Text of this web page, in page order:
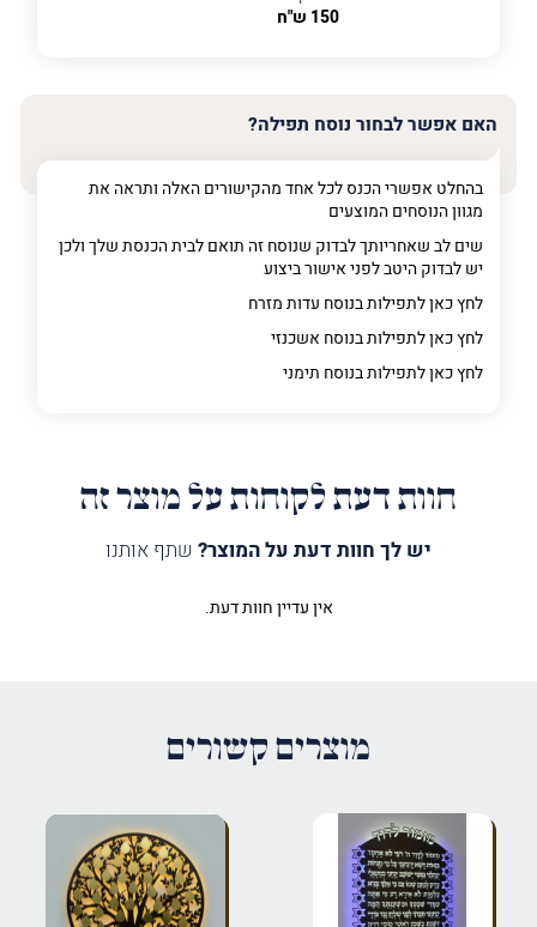
150 ש"ח
האם אפשר לבחור נוסח תפילה?
בהחלט אפשרי הכנס לכל אחד מהקישורים האלה ותראה את
מגוון הנוסחים המוצעים
שים לב שאחריותך לבדוק שנוסח זה תואם לבית הכנסת שלך ולכן
יש לבדוק היטב לפני אישור ביצוע
לחץ כאן לתפילות בנוסח עדות מזרח
לחץ כאן לתפילות בנוסח אשכנזי
לחץ כאן לתפילות בנוסח תימני
חוות דעת לקוחות על מוצר זה
יש לך חוות דעת על המוצר? שתף אותנו
הביקורת שלך*
אין עדיין חוות דעת.
מוצרים קשורים